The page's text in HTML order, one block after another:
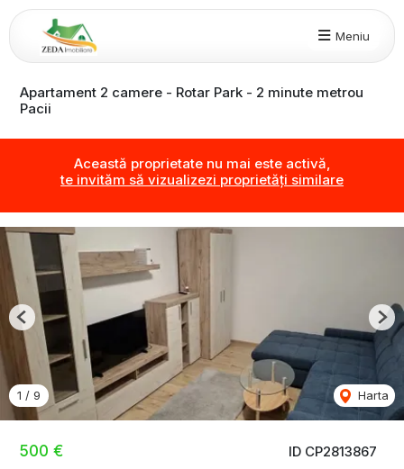
Meniu
Apartament 2 camere - Rotar Park - 2 minute metrou
Pacii
Această proprietate nu mai este activă,
te invităm să vizualizezi proprietăți similare
ID CP2813867
500 €
1 / 9 Harta
Previous